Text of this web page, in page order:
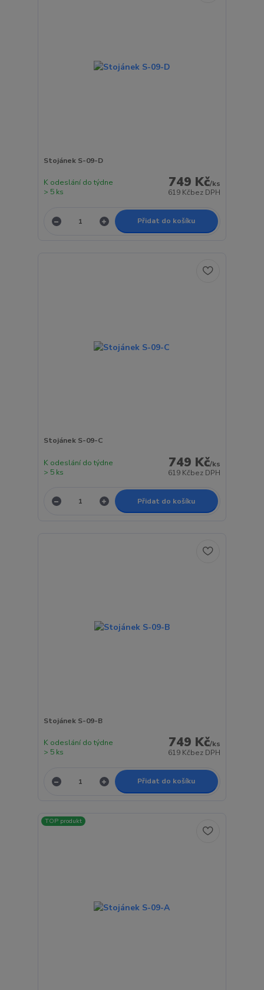
Stojánek S-09-D
749 Kč/ks
619 Kčbez DPH
K odeslání do týdne
> 5 ks
Přidat do košíku
Stojánek S-09-C
749 Kč/ks
619 Kčbez DPH
K odeslání do týdne
> 5 ks
Přidat do košíku
Stojánek S-09-B
749 Kč/ks
619 Kčbez DPH
K odeslání do týdne
> 5 ks
Přidat do košíku
TOP produkt